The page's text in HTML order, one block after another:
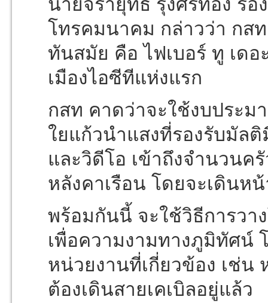
โทรคมนาคม กล่าวว่า กส
ทันสมัย คือ ไฟเบอร์ ทู เด
เมืองไอซีทีแห่งแรก
กสท คาดว่าจะใช้งบประ
ใยแก้วนำแสงที่รองรับมัลติ
และวิดีโอ เข้าถึงจำนวนค
หลังคาเรือน โดยจะเดินห
พร้อมกันนี้ จะใช้วิธีการวา
เพื่อความงามทางภูมิทัศน์
หน่วยงานที่เกี่ยวข้อง เช่
ต้องเดินสายเคเบิลอยู่แล้ว